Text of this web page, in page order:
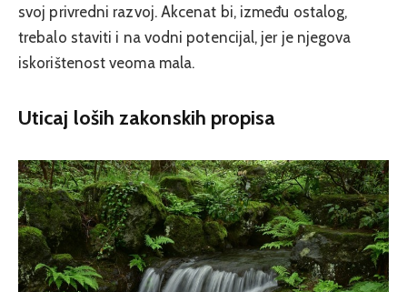
svoj privredni razvoj. Akcenat bi, između ostalog,
trebalo staviti i na vodni potencijal, jer je njegova
iskorištenost veoma mala.
Uticaj loših zakonskih propisa